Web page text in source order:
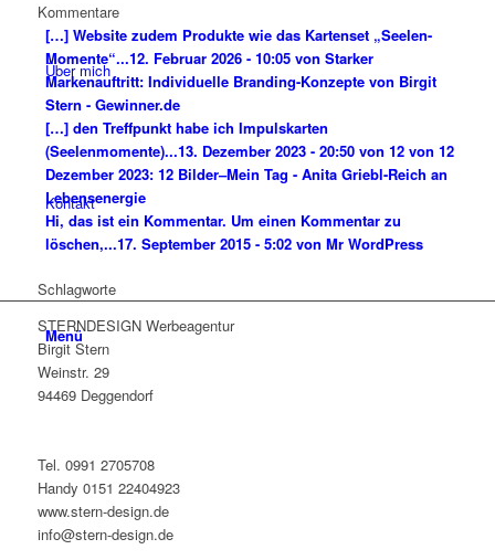
Über mich
Kontakt
Menü
Kommentare
[…] Website zudem Produkte wie das Kartenset „Seelen-
Momente“...12. Februar 2026 - 10:05 von Starker
Markenauftritt: Individuelle Branding-Konzepte von Birgit
Stern - Gewinner.de
[…] den Treffpunkt habe ich Impulskarten
(Seelenmomente)...13. Dezember 2023 - 20:50 von 12 von 12
Dezember 2023: 12 Bilder–Mein Tag - Anita Griebl-Reich an
Lebensenergie
Hi, das ist ein Kommentar. Um einen Kommentar zu
löschen,...17. September 2015 - 5:02 von Mr WordPress
Schlagworte
STERNDESIGN Werbeagentur
Birgit Stern
Weinstr. 29
94469 Deggendorf
Tel. 0991 2705708
Handy 0151 22404923
www.stern-design.de
info@stern-design.de